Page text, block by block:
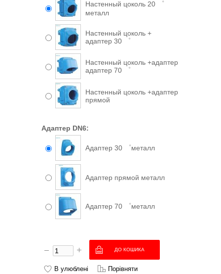
Настенный цоколь 20 ゜
металл
Настенный цоколь +
адаптер 30 ゜
Настенный цоколь +адаптер
адаптер 70 ゜
Настенный цоколь +адаптер
прямой
Адаптер DN6:
Адаптер 30 ゜металл
Адаптер прямой металл
Адаптер 70 ゜металл
В улюблені Порівняти